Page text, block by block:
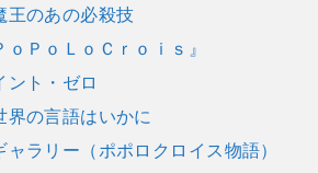
のあの必殺技
ＰｏＬｏＣｒｏｉｓ』
ト・ゼロ
の言語はいかに
ラリー（ポポロクロイス物語）